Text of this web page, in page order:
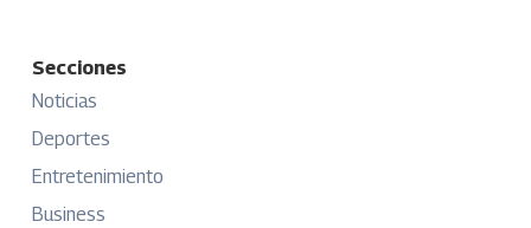
Secciones
Noticias
Deportes
Entretenimiento
Business